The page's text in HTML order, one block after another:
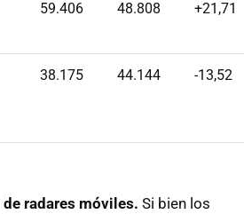
59.406 48.808 +21,71
38.175 44.144 -13,52
radares móviles. Si bien los